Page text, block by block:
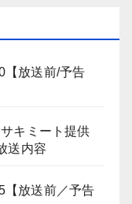
【放送前/予告
キミート提供
送内容
【放送前／予告